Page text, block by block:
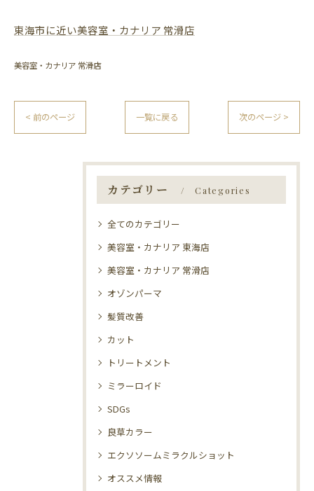
東海市に近い美容室・カナリア 常滑店
美容室・カナリア 常滑店
< 前のページ 一覧に戻る 次のページ >
カテゴリー Categories
全てのカテゴリー
美容室・カナリア 東海店
美容室・カナリア 常滑店
オゾンパーマ
髪質改善
カット
トリートメント
ミラーロイド
SDGs
良草カラー
エクソソームミラクルショット
オススメ情報